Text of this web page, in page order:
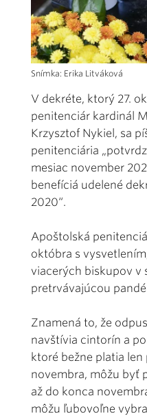
Snímka: Erika Litváková
V dekréte, ktorý 27.
penitenciár kardinál
Krzysztof Nykiel, sa
penitenciária
mesiac november
benefíciá udelené
2020“.
Apoštolská
októbra s
viacerých biskupov v
pretrvávajúcou
Znamená to, že
navštívia cintorín a
ktoré bežne platia len
novembra, môžu byť
až do konca
môžu ľubovoľne